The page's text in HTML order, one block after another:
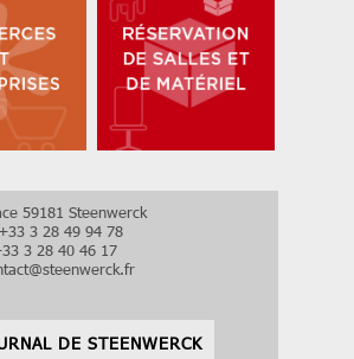
59181 Steenwerck
3 28 49 94 78
3 28 40 46 17
@steenwerck.fr
DE STEENWERCK